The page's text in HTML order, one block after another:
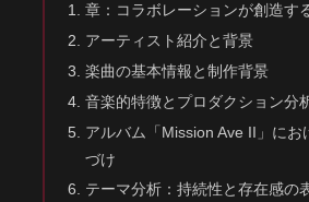
章：コラボレーションが創造す
アーティスト紹介と背景
楽曲の基本情報と制作背景
音楽的特徴とプロダクション分
アルバム「Mission Ave II」にお
づけ
テーマ分析：持続性と存在感の